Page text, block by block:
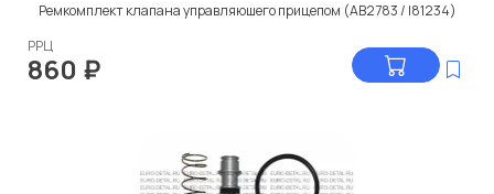
Ремкомплект клапана управляюшего прицепом (AB2783 / I81234)
РРЦ
860 ₽